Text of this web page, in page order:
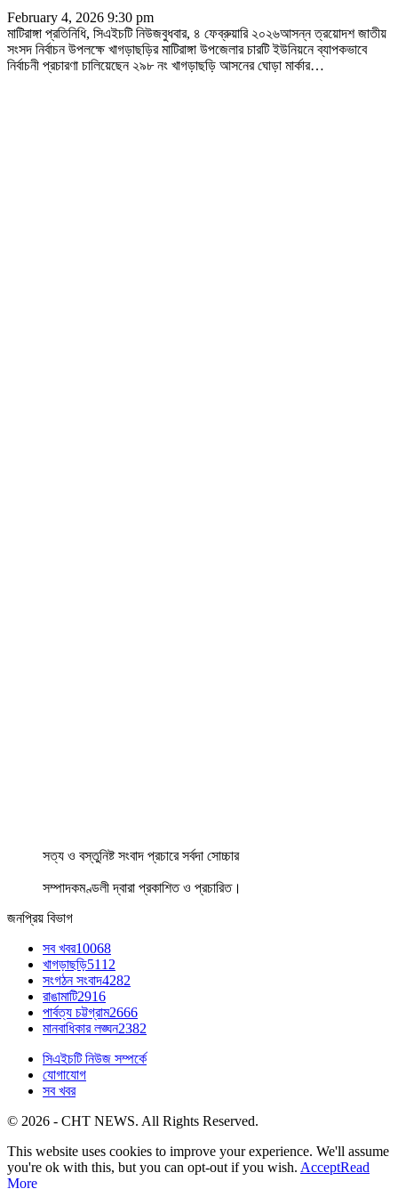
February 4, 2026 9:30 pm
মাটিরাঙ্গা প্রতিনিধি, সিএইচটি নিউজবুধবার, ৪ ফেব্রুয়ারি ২০২৬আসন্ন ত্রয়োদশ জাতীয়
সংসদ নির্বাচন উপলক্ষে খাগড়াছড়ির মাটিরাঙ্গা উপজেলার চারটি ইউনিয়নে ব্যাপকভাবে
নির্বাচনী প্রচারণা চালিয়েছেন ২৯৮ নং খাগড়াছড়ি আসনের ঘোড়া মার্কার…
সত্য ও বস্তুনিষ্ট সংবাদ প্রচারে সর্বদা সোচ্চার
সম্পাদকমণ্ডলী দ্বারা প্রকাশিত ও প্রচারিত।
জনপ্রিয় বিভাগ
সব খবর10068
খাগড়াছড়ি5112
সংগঠন সংবাদ4282
রাঙামাটি2916
পার্বত্য চট্টগ্রাম2666
মানবাধিকার লঙ্ঘন2382
সিএইচটি নিউজ সম্পর্কে
যোগাযোগ
সব খবর
© 2026 - CHT NEWS. All Rights Reserved.
This website uses cookies to improve your experience. We'll assume
you're ok with this, but you can opt-out if you wish. AcceptRead
More